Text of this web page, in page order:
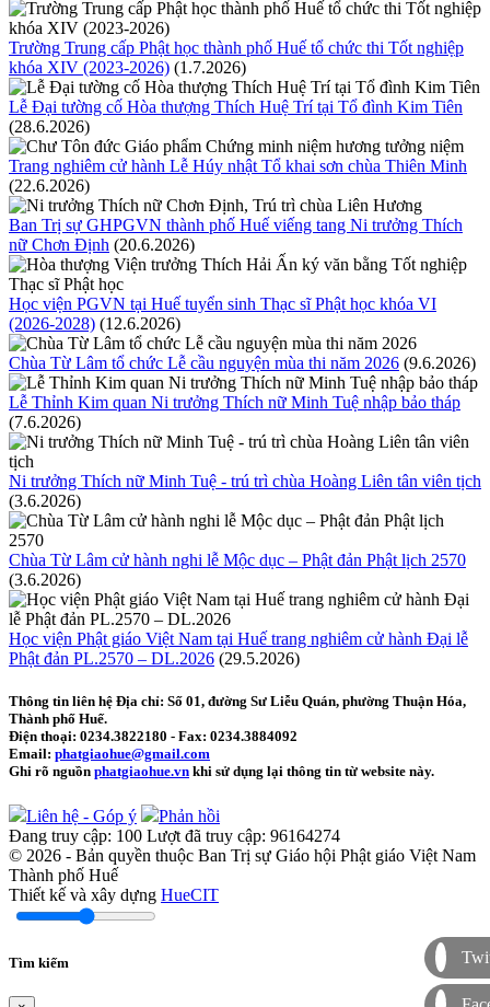
Trường Trung cấp Phật học thành phố Huế tổ chức thi Tốt nghiệp
khóa XIV (2023-2026) (1.7.2026)
Lễ Đại tường cố Hòa thượng Thích Huệ Trí tại Tổ đình Kim Tiên
(28.6.2026)
Trang nghiêm cử hành Lễ Húy nhật Tổ khai sơn chùa Thiên Minh
(22.6.2026)
Ban Trị sự GHPGVN thành phố Huế viếng tang Ni trưởng Thích
nữ Chơn Định (20.6.2026)
Học viện PGVN tại Huế tuyển sinh Thạc sĩ Phật học khóa VI
(2026-2028) (12.6.2026)
Chùa Từ Lâm tổ chức Lễ cầu nguyện mùa thi năm 2026 (9.6.2026)
Lễ Thỉnh Kim quan Ni trưởng Thích nữ Minh Tuệ nhập bảo tháp
(7.6.2026)
Ni trưởng Thích nữ Minh Tuệ - trú trì chùa Hoàng Liên tân viên tịch
(3.6.2026)
Chùa Từ Lâm cử hành nghi lễ Mộc dục – Phật đản Phật lịch 2570
(3.6.2026)
Học viện Phật giáo Việt Nam tại Huế trang nghiêm cử hành Đại lễ
Phật đản PL.2570 – DL.2026 (29.5.2026)
Thông tin liên hệ Địa chỉ: Số 01, đường Sư Liễu Quán, phường Thuận Hóa,
Thành phố Huế.
Điện thoại: 0234.3822180 - Fax: 0234.3884092
Email: phatgiaohue@gmail.com
Ghi rõ nguồn phatgiaohue.vn khi sử dụng lại thông tin từ website này.
Liên hệ - Góp ý
Phản hồi
Đang truy cập: 100 Lượt đã truy cập: 96164274
© 2026 - Bản quyền thuộc Ban Trị sự Giáo hội Phật giáo Việt Nam
Thành phố Huế
Thiết kế và xây dựng HueCIT
Tìm kiếm